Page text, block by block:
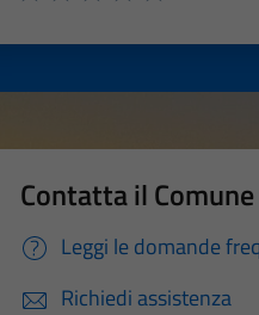
Contatta il Comune
Leggi le domande
Richiedi assistenza